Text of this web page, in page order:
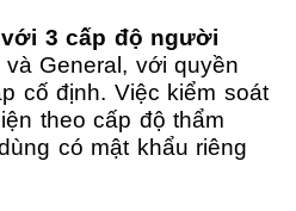
3 cấp độ người
và General, với quyền
cố định. Việc kiểm soát
theo cấp độ thẩm
có mật khẩu riêng